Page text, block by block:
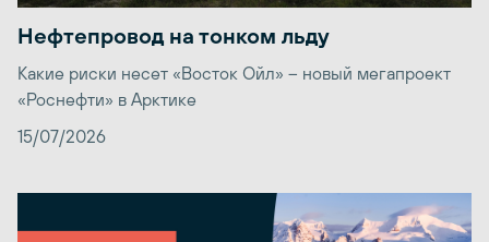
Нефтепровод на тонком льду
Какие риски несет «Восток Ойл» – новый мегапроект
«Роснефти» в Арктике
15/07/2026